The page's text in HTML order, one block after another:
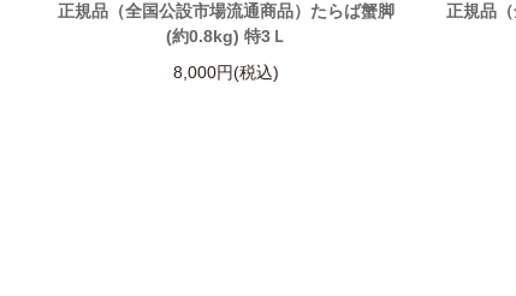
正規品（全国公設市場流通商品）たらば蟹脚
(約0.8kg) 特3Ｌ
8,000円(税込)
正規品